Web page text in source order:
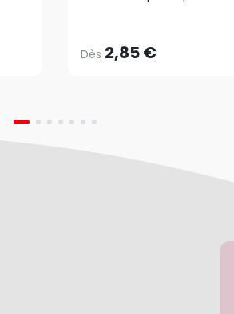
Dès 2,85 €